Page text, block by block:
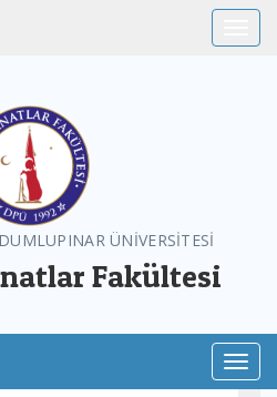
ÜNİVERSİTESİ
Fakültesi